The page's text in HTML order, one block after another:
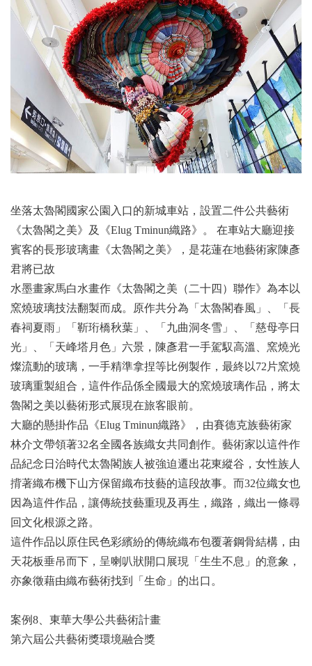
坐落太魯閣國家公園入口的新城車站，設置二件公共藝術
《太魯閣之美》及《Elug Tminun織路》。 在車站大廳迎接
賓客的長形玻璃畫《太魯閣之美》，是花蓮在地藝術家陳彥
君將已故
水墨畫家馬白水畫作《太魯閣之美（二十四）聯作》為本以
窯燒玻璃技法翻製而成。原作共分為「太魯閣春風」、「長
春祠夏雨」「靳珩橋秋葉」、「九曲洞冬雪」、「慈母亭日
光」、「天峰塔月色」六景，陳彥君一手駕馭高溫、窯燒光
燦流動的玻璃，一手精準拿捏等比例製作，最終以72片窯燒
玻璃重製組合，這件作品係全國最大的窯燒玻璃作品，將太
魯閣之美以藝術形式展現在旅客眼前。
大廳的懸掛作品《Elug Tminun織路》，由賽德克族藝術家
林介文帶領著32名全國各族織女共同創作。藝術家以這件作
品紀念日治時代太魯閣族人被強迫遷出花東縱谷，女性族人
揹著織布機下山方保留織布技藝的這段故事。而32位織女也
因為這件作品，讓傳統技藝重現及再生，織路，織出一條尋
回文化根源之路。
這件作品以原住民色彩繽紛的傳統織布包覆著鋼骨結構，由
天花板垂吊而下，呈喇叭狀開口展現「生生不息」的意象，
亦象徵藉由織布藝術找到「生命」的出口。
案例8、東華大學公共藝術計畫
第六屆公共藝術獎環境融合獎